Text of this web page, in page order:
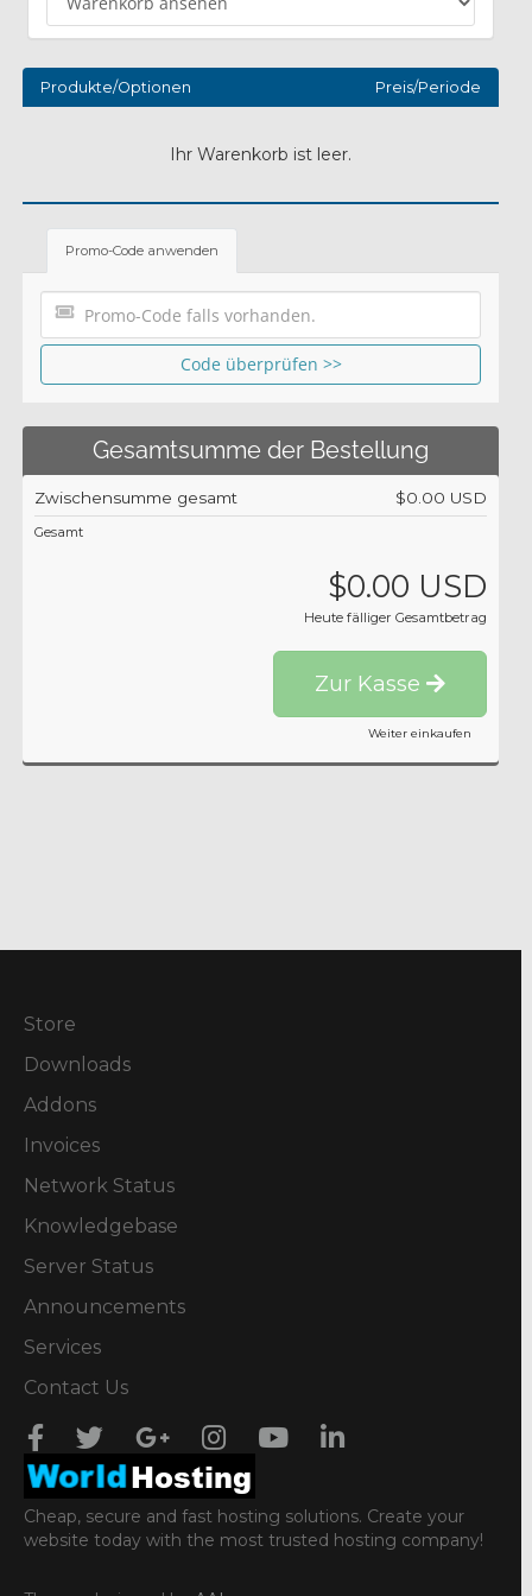
Produkte/Optionen Preis/Periode
Ihr Warenkorb ist leer.
Promo-Code anwenden
Code überprüfen >>
Gesamtsumme der Bestellung
Zwischensumme gesamt $0.00 USD
Gesamt
$0.00 USD
Heute fälliger Gesamtbetrag
Zur Kasse
Weiter einkaufen
Store
Downloads
Addons
Invoices
Network Status
Knowledgebase
Server Status
Announcements
Services
Contact Us
Cheap, secure and fast hosting solutions. Create your
website today with the most trusted hosting company!